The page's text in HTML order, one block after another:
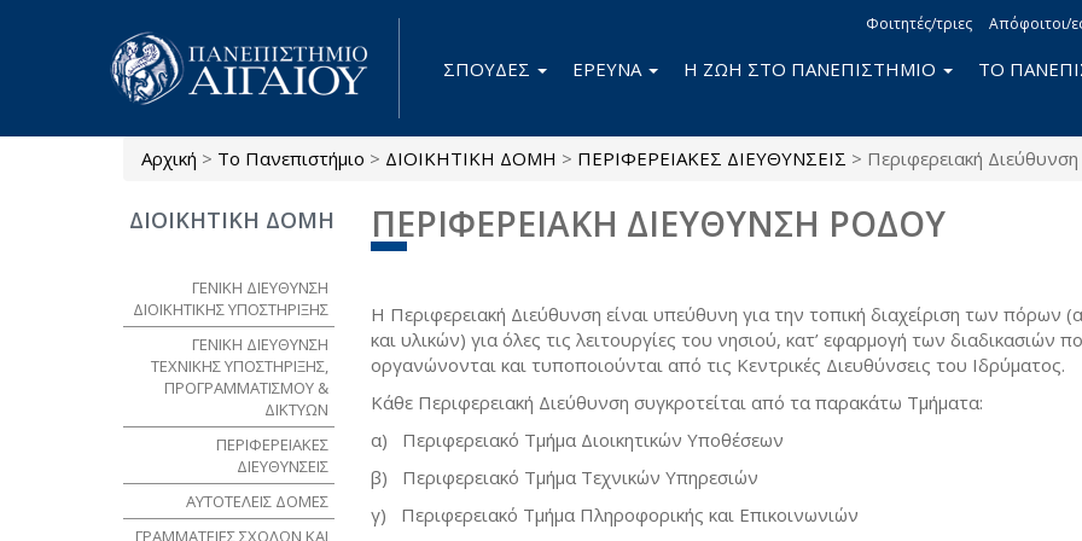
Φοιτητές/τριες Απόφοιτοι/
ΣΠΟΥΔΕΣ ΕΡΕΥΝΑ Η ΖΩΗ ΣΤΟ ΠΑΝΕΠΙΣΤΗΜΙΟ ΤΟ
Είστε εδώ
Αρχική > Το Πανεπιστήμιο > ΔΙΟΙΚΗΤΙΚΗ ΔΟΜΗ > ΠΕΡΙΦΕΡΕΙΑΚΕΣ ΔΙΕΥΘΥΝΣΕΙΣ > Περιφερειακή
ΠΕΡΙΦΕΡΕΙΑΚΗ ΔΙΕΥΘΥΝΣΗ ΡΟΔΟΥ
Η Περιφερειακή Διεύθυνση είναι υπεύθυνη για την τοπική διαχείριση των πόρων
και υλικών) για όλες τις λειτουργίες του νησιού, κατ’ εφαρμογή των διαδικασιών
οργανώνονται και τυποποιούνται από τις Κεντρικές Διευθύνσεις του Ιδρύματος.
Κάθε Περιφερειακή Διεύθυνση συγκροτείται από τα παρακάτω Τμήματα:
α) Περιφερειακό Τμήμα Διοικητικών Υποθέσεων
β) Περιφερειακό Τμήμα Τεχνικών Υπηρεσιών
γ) Περιφερειακό Τμήμα Πληροφορικής και Επικοινωνιών
ΔΙΟΙΚΗΤΙΚΗ ΔΟΜΗ
ΓΕΝΙΚΗ ΔΙΕΥΘΥΝΣΗ
ΔΙΟΙΚΗΤΙΚΗΣ ΥΠΟΣΤΗΡΙΞΗΣ
ΓΕΝΙΚΗ ΔΙΕΥΘΥΝΣΗ
ΤΕΧΝΙΚΗΣ ΥΠΟΣΤΗΡΙΞΗΣ,
ΠΡΟΓΡΑΜΜΑΤΙΣΜΟΥ &
ΔΙΚΤΥΩΝ
ΠΕΡΙΦΕΡΕΙΑΚΕΣ
ΔΙΕΥΘΥΝΣΕΙΣ
ΑΥΤΟΤΕΛΕΙΣ ΔΟΜΕΣ
ΓΡΑΜΜΑΤΕΙΕΣ ΣΧΟΛΩΝ ΚΑΙ